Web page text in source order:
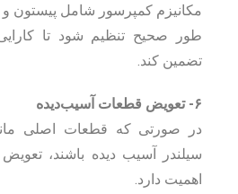
مکانیزم کمپرسور شامل پیستون
طور صحیح تنظیم شود تا
تضمین کند.
۶- تعویض قطعات آسیب‌دیده
در صورتی که قطعات اصلی
سیلندر آسیب دیده باشند،
اهمیت دارد.